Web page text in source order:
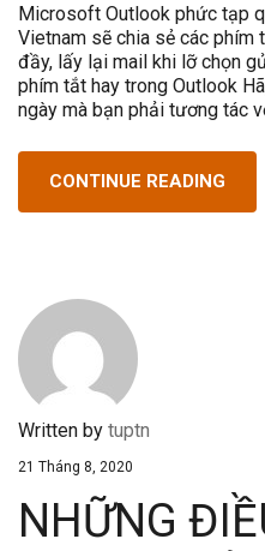
Microsoft Outlook phức tạp
Vietnam sẽ chia sẻ các phím
đầy, lấy lại mail khi lỡ chọn
phím tắt hay trong Outlook
ngày mà bạn phải tương tác
CONTINUE READING
Written by tuptn
21 Tháng 8, 2020
NHỮNG